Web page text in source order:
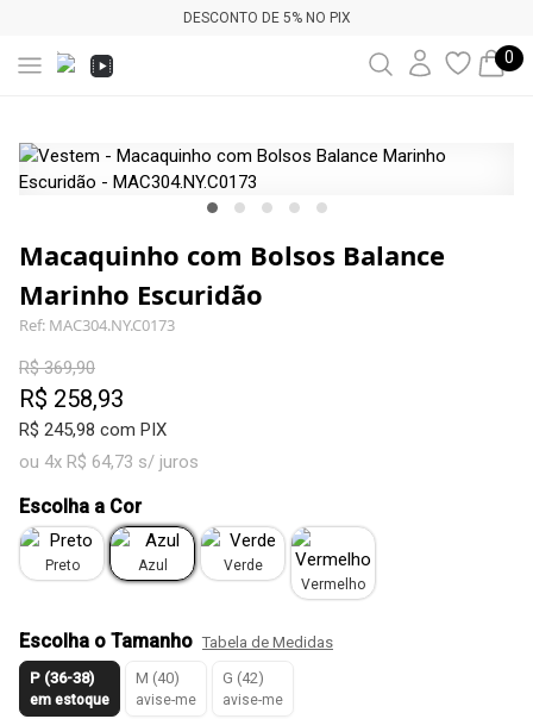
DESCONTO DE 5% NO PIX
0
Macaquinho com Bolsos Balance
Marinho Escuridão
Ref: MAC304.NY.C0173
R$ 369,90
R$ 258,93
R$ 245,98 com PIX
ou 4x R$ 64,73 s/ juros
Escolha a Cor
Preto Azul
Verde
Vermelho
Escolha o Tamanho Tabela de Medidas
P (36-38)
em estoque
M (40)
avise-me
G (42)
avise-me